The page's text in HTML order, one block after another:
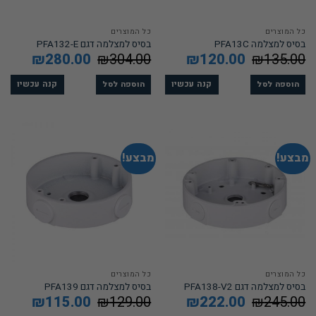
כל המוצרים
בסיס למצלמה PFA13C
₪135.00 המחיר
המקורי
₪135.00.
₪120.00 המחיר
הנוכחי
הוא:
₪120.00. הוספה לסל קנה עכשיו
כל המוצרים
בסיס למצלמה דגם PFA132-E
₪304.00 המחיר
המקורי
₪304.00.
₪280.00 המחיר
הנוכחי
הוא:
הוספה לסל קנה עכשיו
מבצע!
כל המוצרים
בסיס למצלמה דגם PFA138-V2
₪245.00 המחיר
המקורי ₪222.00 המחיר
הנוכחי
מבצע!
כל המוצרים
בסיס למצלמה דגם PFA139
₪129.00 המחיר
המקורי ₪115.00 המחיר
הנוכחי